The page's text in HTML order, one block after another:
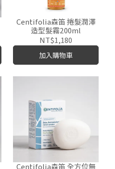
Centifolia森笛 捲髮潤澤
造型髮霧200ml
NT$1,180
加入購物車
Centifolia森笛 全方位無